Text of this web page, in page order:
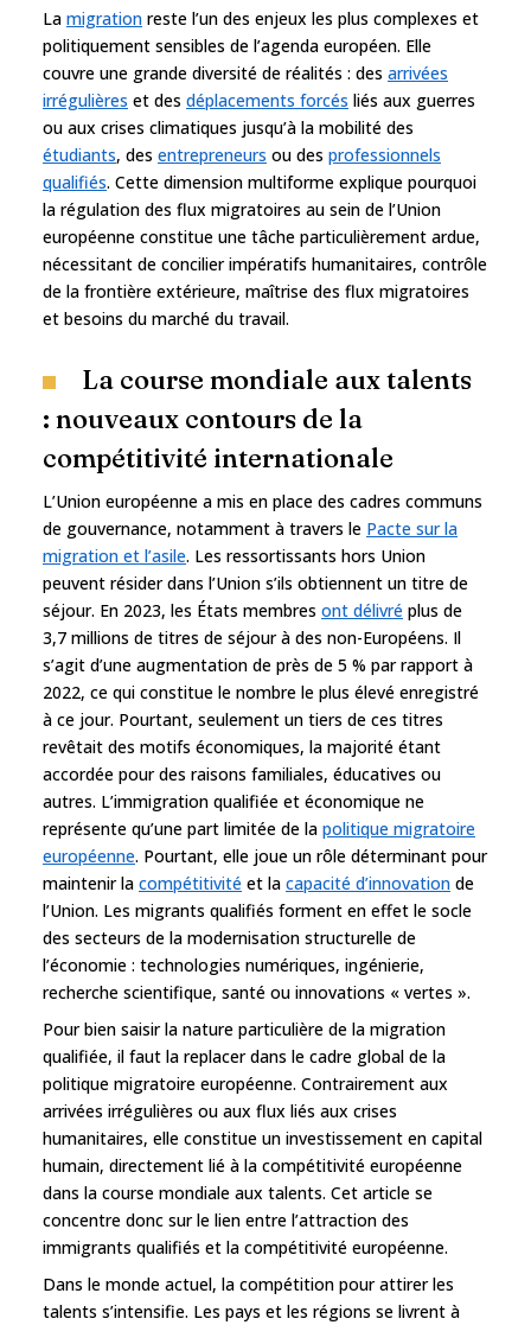
La migration reste l’un des enjeux les plus complexes et
politiquement sensibles de l’agenda européen. Elle
couvre une grande diversité de réalités : des arrivées
irrégulières et des déplacements forcés liés aux guerres
ou aux crises climatiques jusqu’à la mobilité des
étudiants, des entrepreneurs ou des professionnels
qualifiés. Cette dimension multiforme explique pourquoi
la régulation des flux migratoires au sein de l’Union
européenne constitue une tâche particulièrement ardue,
nécessitant de concilier impératifs humanitaires, contrôle
de la frontière extérieure, maîtrise des flux migratoires
et besoins du marché du travail.
La course mondiale aux talents
: nouveaux contours de la
compétitivité internationale
L’Union européenne a mis en place des cadres communs
de gouvernance, notamment à travers le Pacte sur la
migration et l’asile. Les ressortissants hors Union
peuvent résider dans l’Union s’ils obtiennent un titre de
séjour. En 2023, les États membres ont délivré plus de
3,7 millions de titres de séjour à des non-Européens. Il
s’agit d’une augmentation de près de 5 % par rapport à
2022, ce qui constitue le nombre le plus élevé enregistré
à ce jour. Pourtant, seulement un tiers de ces titres
revêtait des motifs économiques, la majorité étant
accordée pour des raisons familiales, éducatives ou
autres. L’immigration qualifiée et économique ne
représente qu’une part limitée de la politique migratoire
européenne. Pourtant, elle joue un rôle déterminant pour
maintenir la compétitivité et la capacité d’innovation de
l’Union. Les migrants qualifiés forment en effet le socle
des secteurs de la modernisation structurelle de
l’économie : technologies numériques, ingénierie,
recherche scientifique, santé ou innovations « vertes ».
Pour bien saisir la nature particulière de la migration
qualifiée, il faut la replacer dans le cadre global de la
politique migratoire européenne. Contrairement aux
arrivées irrégulières ou aux flux liés aux crises
humanitaires, elle constitue un investissement en capital
humain, directement lié à la compétitivité européenne
dans la course mondiale aux talents. Cet article se
concentre donc sur le lien entre l’attraction des
immigrants qualifiés et la compétitivité européenne.
Dans le monde actuel, la compétition pour attirer les
talents s’intensifie. Les pays et les régions se livrent à